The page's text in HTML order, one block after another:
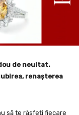
de neuitat.
renașterea
să te răsfeți fiecare